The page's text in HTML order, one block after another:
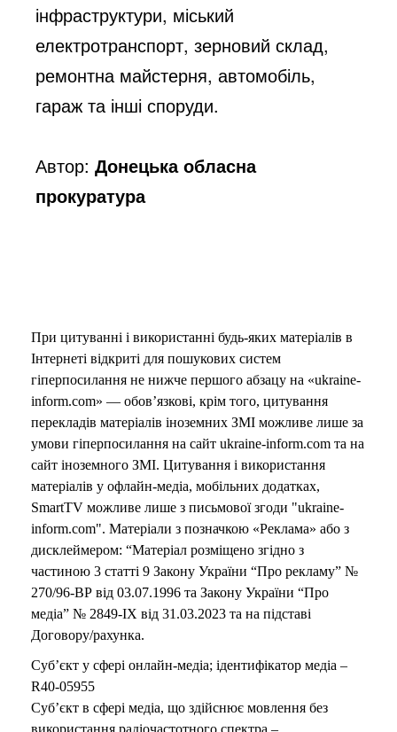
інфраструктури, міський
електротранспорт, зерновий склад,
ремонтна майстерня, автомобіль,
гараж та інші споруди.
Автор:Донецька обласна
прокуратура
При цитуванні і використанні будь-яких матеріалів в
Інтернеті відкриті для пошукових систем
гіперпосилання не нижче першого абзацу на «ukraine-
inform.com» — обов’язкові, крім того, цитування
перекладів матеріалів іноземних ЗМІ можливе лише за
умови гіперпосилання на сайт ukraine-inform.com та на
сайт іноземного ЗМІ. Цитування і використання
матеріалів у офлайн-медіа, мобільних додатках,
SmartTV можливе лише з письмової згоди "ukraine-
inform.com". Матеріали з позначкою «Реклама» або з
дисклеймером: “Матеріал розміщено згідно з
частиною 3 статті 9 Закону України “Про рекламу” №
270/96-ВР від 03.07.1996 та Закону України “Про
медіа” № 2849-IX від 31.03.2023 та на підставі
Договору/рахунка.
Суб’єкт у сфері онлайн-медіа; ідентифікатор медіа –
R40-05955
Суб’єкт в сфері медіа, що здійснює мовлення без
використання радіочастотного спектра –